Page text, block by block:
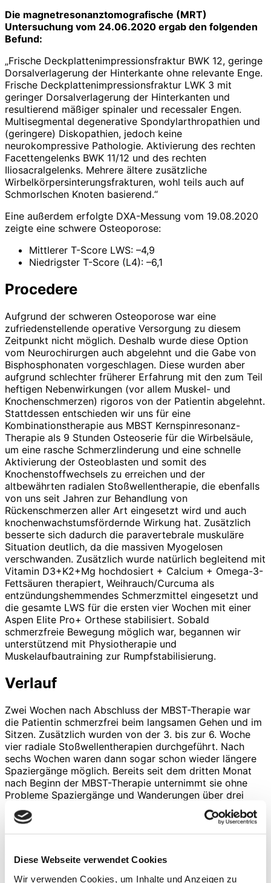
Diese Webseite verwendet Cookies
Wir verwenden Cookies, um Inhalte und Anzeigen zu
Die magnetresonanztomografische (MRT)
Untersuchung vom 24.06.2020 ergab den folgenden
Befund:
„Frische Deckplattenimpressionsfraktur BWK 12, geringe
Dorsalverlagerung der Hinterkante ohne relevante Enge.
­Frische Deckplattenimpressionsfraktur LWK 3 mit
geringer Dorsalverlagerung der Hinterkanten und
resultierend mäßiger spinaler und recessaler Engen.
Multisegmental degenerative Spondylarthropathien und
(geringere) Diskopathien, jedoch keine
neurokompressive Pathologie. Aktivierung des rechten
Facettengelenks BWK 11/12 und des rechten
Iliosacralgelenks. Mehrere ältere zusätzliche
Wirbelkörpersinterungsfrakturen, wohl teils auch auf
Schmorlschen Knoten basierend.“
Eine außerdem erfolgte DXA-Messung vom 19.08.2020
zeigte eine schwere Osteoporose:
Mittlerer T-Score LWS: –4,9
Niedrigster T-Score (L4): –6,1
Procedere
Aufgrund der schweren Osteoporose war eine
zufriedenstellende operative Versorgung zu diesem
Zeitpunkt nicht möglich. Deshalb wurde diese Option
vom Neurochirurgen auch abgelehnt und die Gabe von
Bisphosphonaten vorgeschlagen. Diese wurden aber
aufgrund schlechter früherer Erfahrung mit den zum Teil
heftigen Nebenwirkungen (vor allem Muskel- und
Knochenschmerzen) rigoros von der Patientin abgelehnt.
Stattdessen entschieden wir uns für eine
Kombinationstherapie aus MBST Kernspinresonanz-
Therapie als 9 Stunden Osteoserie für die Wirbelsäule,
um eine rasche Schmerzlinderung und eine schnelle
Aktivierung der Osteoblasten und somit des
Knochenstoffwechsels zu erreichen und der
altbewährten radialen Stoßwellentherapie, die ebenfalls
von uns seit Jahren zur Behandlung von
Rückenschmerzen aller Art eingesetzt wird und auch
knochenwachstumsfördernde Wirkung hat. Zusätzlich
besserte sich dadurch die paravertebrale muskuläre
Situation deutlich, da die massiven Myogelosen
verschwanden. Zusätzlich wurde natürlich begleitend mit
Vitamin D3+K2+Mg hochdosiert + Calcium + Omega-3-
Fettsäuren therapiert, Weihrauch/Curcuma als
entzündungshemmendes Schmerzmittel eingesetzt und
die gesamte LWS für die ersten vier Wochen mit einer
Aspen Elite Pro+ Orthese stabilisiert. Sobald
schmerzfreie Bewegung möglich war, begannen wir
unterstützend mit Physiotherapie und
Muskelaufbautraining zur Rumpfstabilisierung.
Verlauf
Zwei Wochen nach Abschluss der MBST-Therapie war
die Patientin schmerzfrei beim langsamen Gehen und im
Sitzen. Zusätzlich wurden von der 3. bis zur 6. Woche
vier radiale Stoßwellentherapien durchgeführt. Nach
sechs Wochen waren dann sogar schon wieder längere
Spaziergänge möglich. Bereits seit dem dritten Monat
nach Beginn der MBST-Therapie unternimmt sie ohne
Probleme Spaziergänge und Wanderungen über drei
Stunden.
Ein Kontroll-DXA vom 10.05.2021 zeigte neben der
Mittlerer T-Score LWS: –4,2 (vorherige Messung